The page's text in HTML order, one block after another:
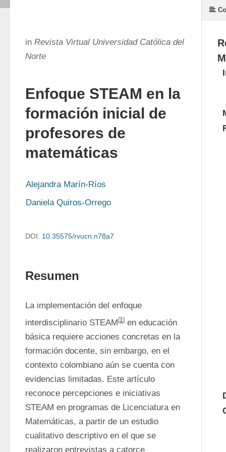
in Revista Virtual Universidad Católica del
Norte
Enfoque STEAM en la
formación inicial de
profesores de
matemáticas
Alejandra Marín-Ríos
Daniela Quiros-Orrego
DOI: 10.35575/rvucn.n78a7
Resumen
La implementación del enfoque
interdisciplinario STEAM [1] en educación
básica requiere acciones concretas en la
formación docente, sin embargo, en el
contexto colombiano aún se cuenta con
evidencias limitadas. Este artículo
reconoce percepciones e iniciativas
STEAM en programas de Licenciatura en
Matemáticas, a partir de un estudio
cualitativo descriptivo en el que se
realizaron entrevistas a catorce